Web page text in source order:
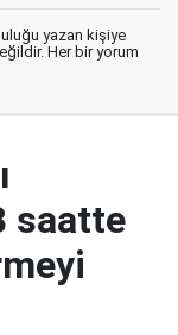
yazan kişiye
Her bir yorum
saatte